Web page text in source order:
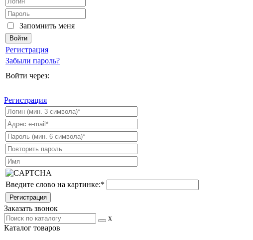
Запомнить меня
Регистрация
Забыли пароль?
Войти через:
Регистрация
Введите слово на картинке:*
Заказать звонок
x
Каталог товаров